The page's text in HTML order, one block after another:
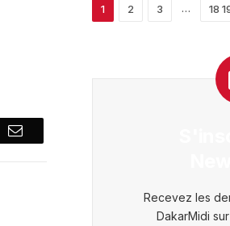
Email
1 2 3 … 18
Recevez les
DakarMidi